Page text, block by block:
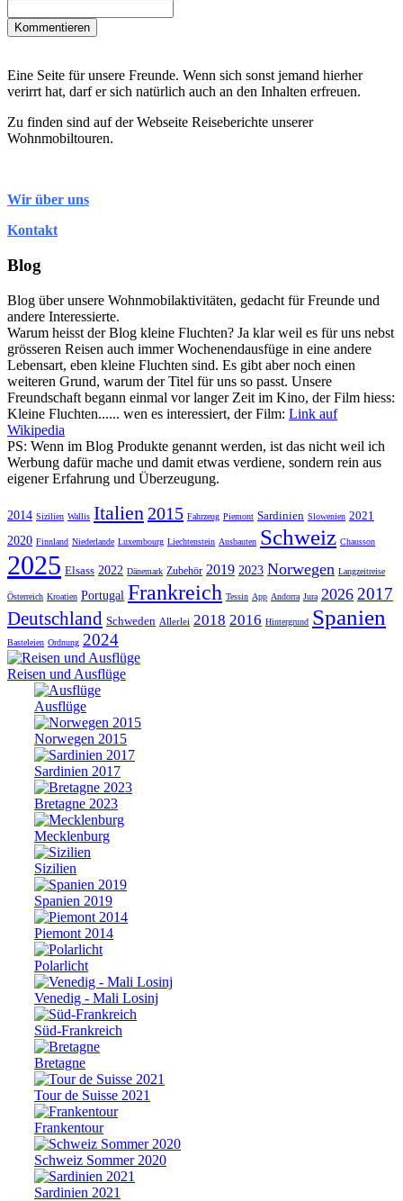
Kommentieren
Eine Seite für unsere Freunde. Wenn sich sonst jemand hierher
verirrt hat, darf er sich natürlich auch an den Inhalten erfreuen.
Zu finden sind auf der Webseite Reiseberichte unserer
Wohnmobiltouren.
Wir über uns
Kontakt
Blog
Blog über unsere Wohnmobilaktivitäten, gedacht für Freunde und
andere Interessierte.
Warum heisst der Blog kleine Fluchten? Ja klar weil es für uns nebst
grösseren Reisen auch immer Wochenendausfüge in eine andere
Lebensart, eben kleine Fluchten sind. Es gibt aber noch einen
weiteren Grund, warum der Titel für uns so passt. Unsere
Freundschaft begann einmal vor langer Zeit im Kino, der Film hiess:
Kleine Fluchten...... wen es interessiert, der Film: Link auf
Wikipedia
PS: Wenn im Blog Produkte genannt werden, ist das nicht weil ich
Werbung dafür mache und damit etwas verdiene, sondern rein aus
eigener Erfahrung und Überzeugung.
2014 Sizilien Wallis Italien 2015 Fahrzeug Piemont Sardinien Slowenien 2021
2020 Finnland Niederlande Luxembourg Liechtenstein Ausbauten Schweiz Chausson
2025 Elsass 2022 Dänemark Zubehör 2019 2023 Norwegen Langzeitreise
Österreich Kroatien Portugal Frankreich Tessin App Andorra Jura 2026 2017
Deutschland Schweden Allerlei 2018 2016 Hintergrund Spanien
Basteleien Ordnung 2024
Reisen und Ausflüge
Ausflüge
Norwegen 2015
Sardinien 2017
Bretagne 2023
Mecklenburg
Sizilien
Spanien 2019
Piemont 2014
Polarlicht
Venedig - Mali Losinj
Süd-Frankreich
Bretagne
Tour de Suisse 2021
Frankentour
Schweiz Sommer 2020
Sardinien 2021